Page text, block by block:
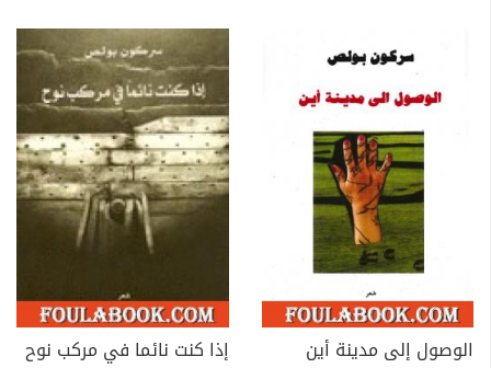
الوصول إلى مدينة أين إذا كنت نائما في مركب نوح